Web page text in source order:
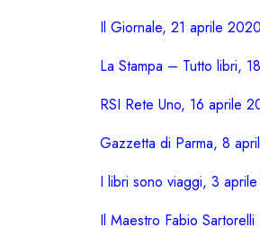
Il Giornale, 21 aprile 2020
La Stampa – Tutto libri,
RSI Rete Uno, 16 aprile
Gazzetta di Parma, 8
I libri sono viaggi, 3
Il Maestro Fabio